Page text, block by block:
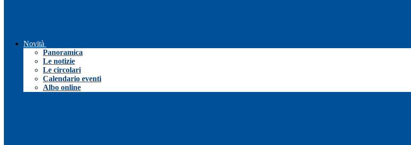
Novità
Panoramica
Le notizie
Le circolari
Calendario eventi
Albo online